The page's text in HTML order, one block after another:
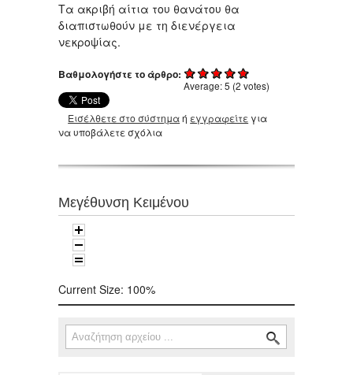
Τα ακριβή αίτια του θανάτου θα
διαπιστωθούν με τη διενέργεια
νεκροψίας.
Βαθμολογήστε το άρθρο:
Average:5 (2 votes)
Εισέλθετε στο σύστημαή εγγραφείτε για
να υποβάλετε σχόλια
Μεγέθυνση Κειμένου
Current Size: 100%
Φόρμα αναζήτησης
Αναζήτηση